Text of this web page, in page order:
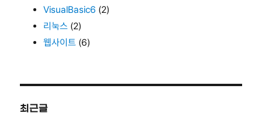
VisualBasic6 (2)
리눅스 (2)
웹사이트 (6)
최근글